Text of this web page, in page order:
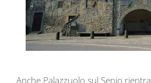
Anche Palazzuolo sul Senio